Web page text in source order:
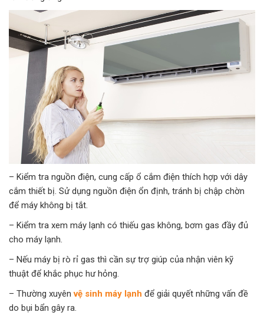
– Kiểm tra nguồn điện, cung cấp ổ cắm điện thích hợp với dây
cắm thiết bị. Sử dụng nguồn điện ổn định, tránh bị chập chờn
để máy không bị tắt.
– Kiểm tra xem máy lạnh có thiếu gas không, bơm gas đầy đủ
cho máy lạnh.
– Nếu máy bị rò rỉ gas thì cần sự trợ giúp của nhận viên kỹ
thuật để khắc phục hư hỏng.
– Thường xuyênvệ sinh máy lạnh để giải quyết những vấn đề
do bụi bẩn gây ra.